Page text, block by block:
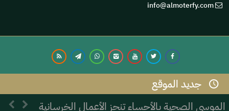
info@almoterfy.com
© 2026 موقع المطيرفي | Development by Dijlah IT
جديد الموقع
الموسى الصحية بالأحساء تنجز الأعمال الخرسانية